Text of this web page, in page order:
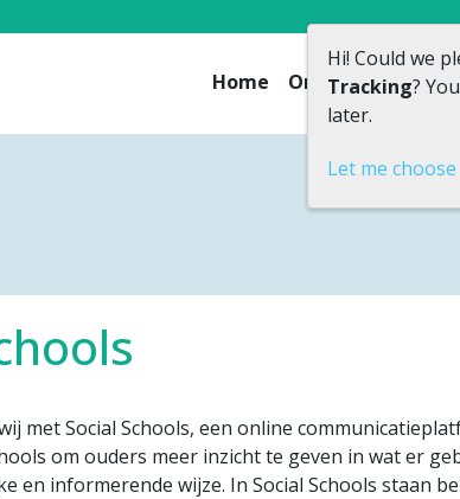
Home Onze school
met Social Schools, een online
om ouders meer inzicht te geven in wat er
en informerende wijze. In Social Schools staan
Hi! Could we
Tracking?
later.
Let me choose